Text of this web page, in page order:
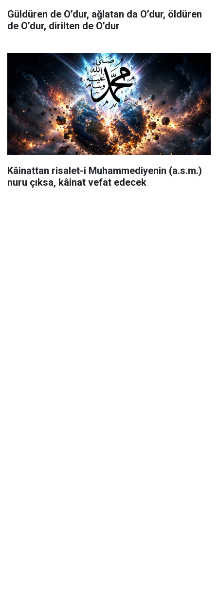
Güldüren de O’dur, ağlatan da O’dur, öldüren
de O’dur, dirilten de O’dur
Kâinattan risalet-i Muhammediyenin (a.s.m.)
nuru çıksa, kâinat vefat edecek